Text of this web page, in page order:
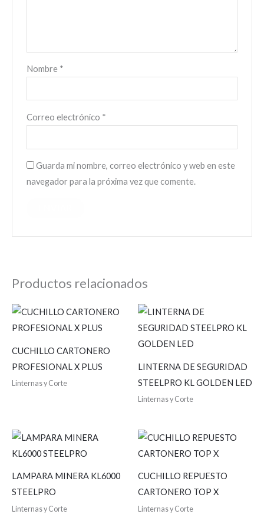
Nombre *
Correo electrónico *
Guarda mi nombre, correo electrónico y web en este
navegador para la próxima vez que comente.
Productos relacionados
CUCHILLO CARTONERO
PROFESIONAL X PLUS
Linternas y Corte
LINTERNA DE SEGURIDAD
STEELPRO KL GOLDEN LED
Linternas y Corte
LAMPARA MINERA KL6000
STEELPRO
Linternas y Corte
CUCHILLO REPUESTO
CARTONERO TOP X
Linternas y Corte